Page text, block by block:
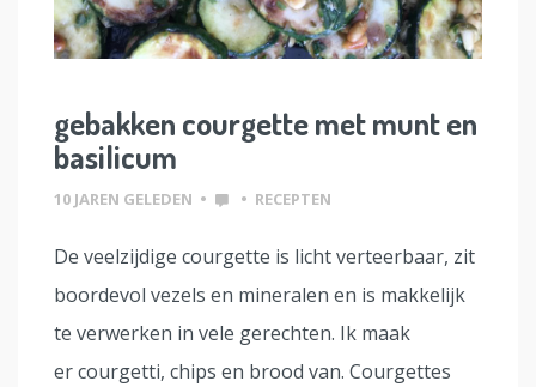
gebakken courgette met munt en
basilicum
10 JAREN GELEDEN • • RECEPTEN
De veelzijdige courgette is licht verteerbaar, zit
boordevol vezels en mineralen en is makkelijk
te verwerken in vele gerechten. Ik maak
er courgetti, chips en brood van. Courgettes